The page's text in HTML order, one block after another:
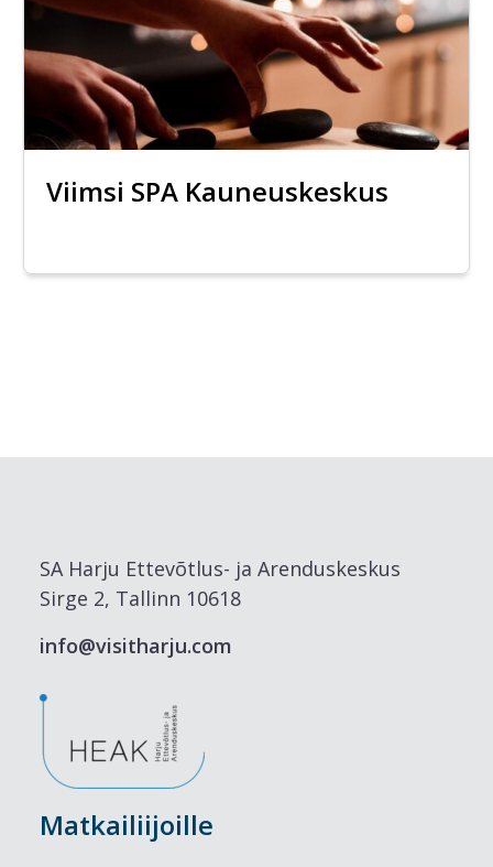
Viimsi SPA Kauneuskeskus
SA Harju Ettevõtlus- ja Arenduskeskus
Sirge 2, Tallinn 10618
info@visitharju.com
Matkailiijoille